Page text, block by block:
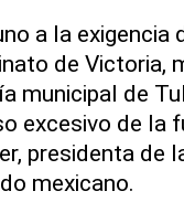
a la exigencia
de Victoria,
municipal de
excesivo de la
presidenta de
mexicano.